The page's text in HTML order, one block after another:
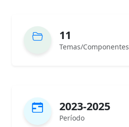
11
Temas/Componentes
2023-2025
Período